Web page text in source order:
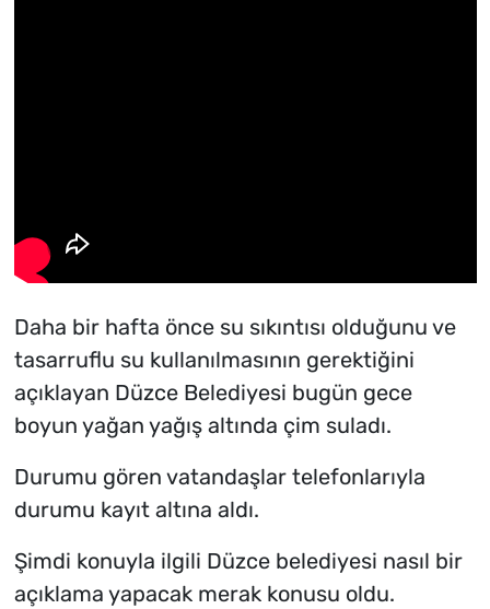
Daha bir hafta önce su sıkıntısı olduğunu ve
tasarruflu su kullanılmasının gerektiğini
açıklayan Düzce Belediyesi bugün gece
boyun yağan yağış altında çim suladı.
Durumu gören vatandaşlar telefonlarıyla
durumu kayıt altına aldı.
Şimdi konuyla ilgili Düzce belediyesi nasıl bir
açıklama yapacak merak konusu oldu.